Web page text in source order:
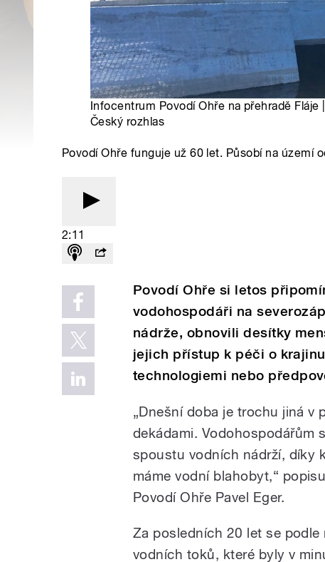
Infocentrum Povodí Ohře na přehradě Fláje
Český rozhlas
Povodí Ohře funguje už 60 let. Působí na území
2:11
Povodí Ohře si letos
vodohospodáři na
nádrže, obnovili desítky
jejich přístup k péči o
technologiemi nebo
„Dnešní doba je trochu jiná v
dekádami. Vodohospodářům
spoustu vodních nádrží, díky
máme vodní blahobyt,“
Povodí Ohře Pavel Eger.
Za posledních 20 let se
vodních toků, které byly v